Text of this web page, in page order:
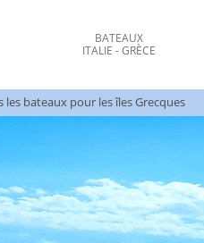
BATEAUX
ITALIE - GRÈCE